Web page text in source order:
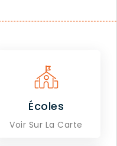
Écoles
Voir Sur La Carte